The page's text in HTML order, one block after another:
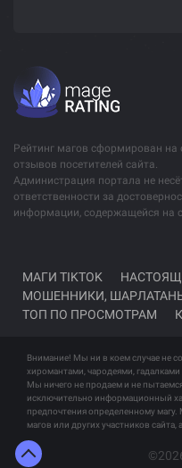
Рейтинг магов сформирован на
отзывов посетителей сайта.
Администрация портала не
ответственности за
информации, содержащейся на
МАГИ TIKTOK
МОШЕННИКИ,
ТОП ПО ПРОСМОТРАМ
Внимание! Мы ни в коем случае не
хиромантами, чародеями,
Мы ничего не продаем и не
исключительно информационный
предпочтения определенному
магов или других участников